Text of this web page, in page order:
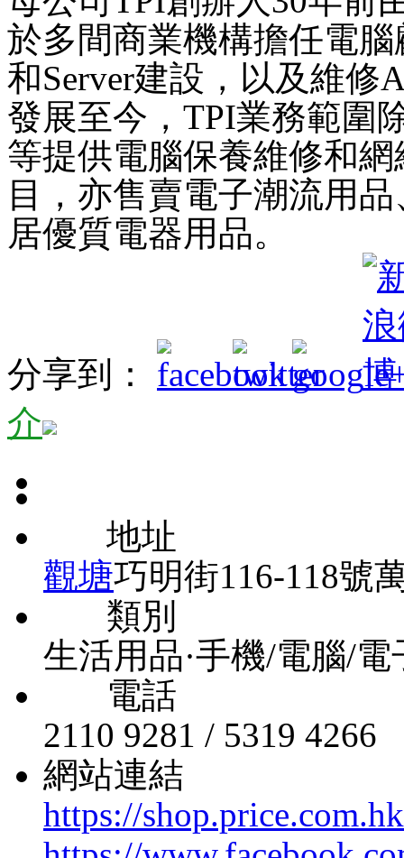
於多間商業機構擔任電
和Server建設，以及維修
發展至今，TPI業務範圍
等提供電腦保養維修和
目，亦售賣電子潮流用
居優質電器用品。
分享到：
介
地址
觀塘巧明街116-118號
類別
生活用品·手機/電腦/電
電話
2110 9281 / 5319 4266
網站連結
https://